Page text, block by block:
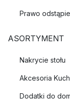
Prawo
ASORTYMENT
Nakrycie stołu
Akcesoria
Dodatki do